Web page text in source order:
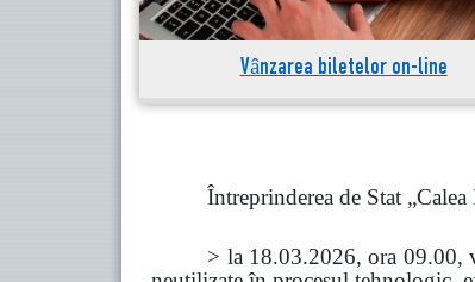
Vânzarea biletelor on-line
Întreprinderea de Stat
> la 18.03.2026, ora 09.00,